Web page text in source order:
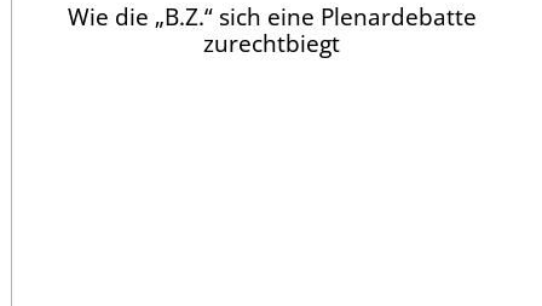
Wie die „B.Z.“ sich eine Plenardebatte
zurechtbiegt